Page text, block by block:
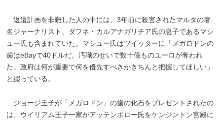
返還計画を非難した人の中には、3年前に殺害されたマルタの著
名ジャーナリスト、ダフネ・カルアナガリチア氏の息子であるマシ
ュー氏も含まれていた。マシュー氏はツイッターに「メガロドンの
歯はeBayで40ドルだ。汚職のせいで数十億ものユーロが奪われ
た。政府は何が重要で何を優先すべきかきちんと把握してほしい」
と綴っている。
ジョージ王子が「メガロドン」の歯の化石をプレゼントされたの
は、ウイリアム王子一家がアッテンボロー氏をケンジントン宮殿に